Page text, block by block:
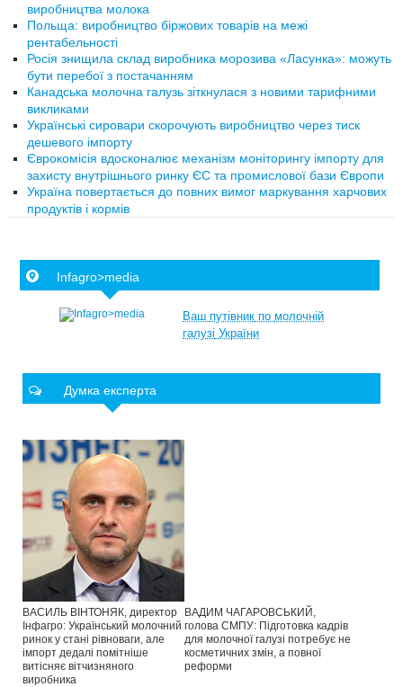
виробництва молока
Польща: виробництво біржових товарів на межі
рентабельності
Росія знищила склад виробника морозива «Ласунка»: можуть
бути перебої з постачанням
Канадська молочна галузь зіткнулася з новими тарифними
викликами
Українські сировари скорочують виробництво через тиск
дешевого імпорту
Єврокомісія вдосконалює механізм моніторингу імпорту для
захисту внутрішнього ринку ЄС та промислової бази Європи
Україна повертається до повних вимог маркування харчових
продуктів і кормів
Infagro>media
Ваш путівник по молочній
галузі України
Думка експерта
ВАСИЛЬ ВІНТОНЯК, директор
Інфагро: Український молочний
ринок у стані рівноваги, але
імпорт дедалі помітніше
витісняє вітчизняного
виробника
ВАДИМ ЧАГАРОВСЬКИЙ,
голова СМПУ: Підготовка кадрів
для молочної галузі потребує не
косметичних змін, а повної
реформи